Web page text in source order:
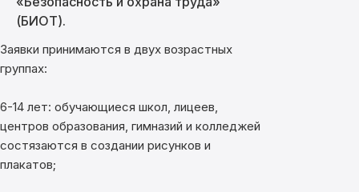
(БИОТ).
Заявки принимаются в двух возрастных
группах:
6-14 лет: обучающиеся школ, лицеев,
центров образования, гимназий и колледжей
состязаются в создании рисунков и
плакатов;